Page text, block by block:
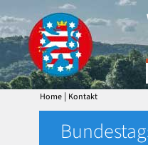
Home | Kontakt